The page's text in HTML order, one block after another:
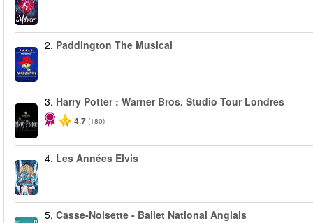
2. Paddington The Musical
3. Harry Potter : Warner Bros. Studio Tour Londres
4.7 (180)
4. Les Années Elvis
5. Casse-Noisette - Ballet National Anglais